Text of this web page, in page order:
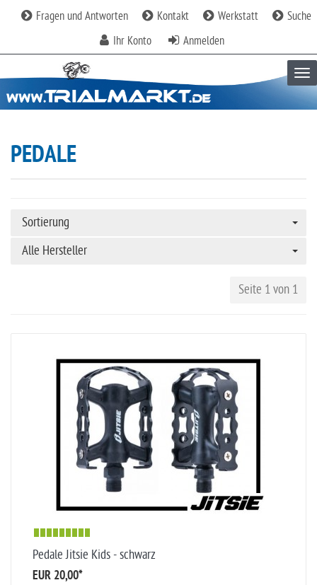
Fragen und Antworten Kontakt Werkstatt
Suche
Ihr Konto
Anmelden
PEDALE
Sortierung
Alle Hersteller
Seite 1 von 1
Pedale Jitsie Kids - schwarz
EUR 20,00*